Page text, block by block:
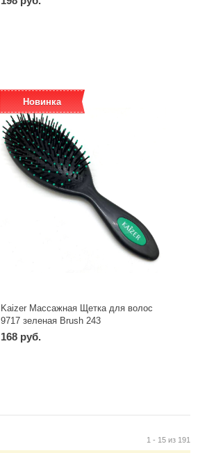
Новинка
Kaizer Массажная Щетка для волос
9717 зеленая Brush 243
168 руб.
1 - 15 из 191